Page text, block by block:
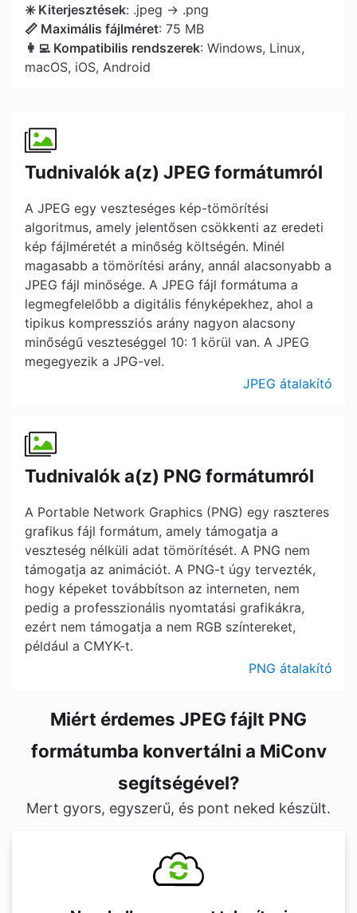
✳️ Kiterjesztések: .jpeg → .png
📏 Maximális fájlméret: 75 MB
👩‍💻 Kompatibilis rendszerek: Windows, Linux,
macOS, iOS, Android
Tudnivalók a(z) JPEG formátumról
A JPEG egy veszteséges kép-tömörítési
algoritmus, amely jelentősen csökkenti az eredeti
kép fájlméretét a minőség költségén. Minél
magasabb a tömörítési arány, annál alacsonyabb a
JPEG fájl minősége. A JPEG fájl formátuma a
legmegfelelőbb a digitális fényképekhez, ahol a
tipikus kompressziós arány nagyon alacsony
minőségű veszteséggel 10: 1 körül van. A JPEG
megegyezik a JPG-vel.
JPEG átalakító
Tudnivalók a(z) PNG formátumról
A Portable Network Graphics (PNG) egy raszteres
grafikus fájl formátum, amely támogatja a
veszteség nélküli adat tömörítését. A PNG nem
támogatja az animációt. A PNG-t úgy tervezték,
hogy képeket továbbítson az interneten, nem
pedig a professzionális nyomtatási grafikákra,
ezért nem támogatja a nem RGB színtereket,
például a CMYK-t.
PNG átalakító
Miért érdemes JPEG fájlt PNG
formátumba konvertálni a MiConv
segítségével?
Mert gyors, egyszerű, és pont neked készült.